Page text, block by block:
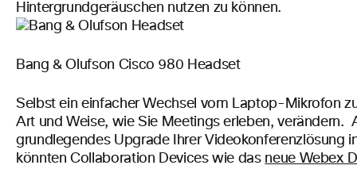
Hintergrundgeräuschen nutzen zu können.
Bang & Olufson Cisco 980 Headset
Selbst ein einfacher Wechsel vom Laptop-Mikrofon
Art und Weise, wie Sie Meetings erleben, verändern.
grundlegendes Upgrade Ihrer Videokonferenzlösung
könnten Collaboration Devices wie das neue Webex